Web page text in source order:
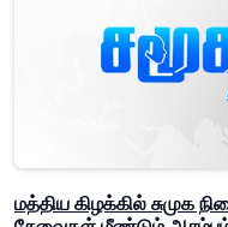
மத்திய கிழக்கில் சுமுக